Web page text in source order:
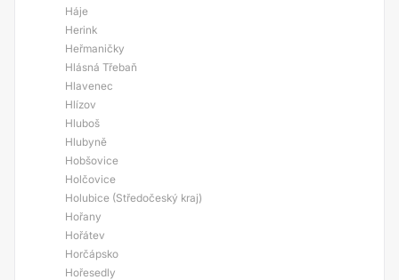
Háje
Herink
Heřmaničky
Hlásná Třebaň
Hlavenec
Hlízov
Hluboš
Hlubyně
Hobšovice
Holčovice
Holubice (Středočeský kraj)
Hořany
Hořátev
Horčápsko
Hořesedly